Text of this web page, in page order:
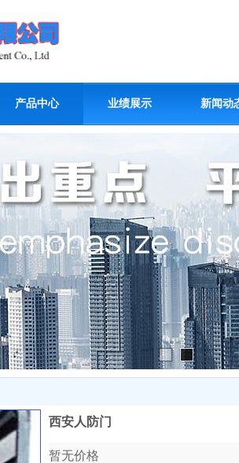
产品中心 业绩展示 新闻动
西安人防门
暂无价格